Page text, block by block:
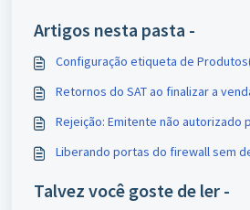
Artigos nesta pasta -
Configuração etiqueta de
Retornos do SAT ao finalizar a
Rejeição: Emitente não autorizado
Liberando portas do firewall sem
Talvez você goste de ler -